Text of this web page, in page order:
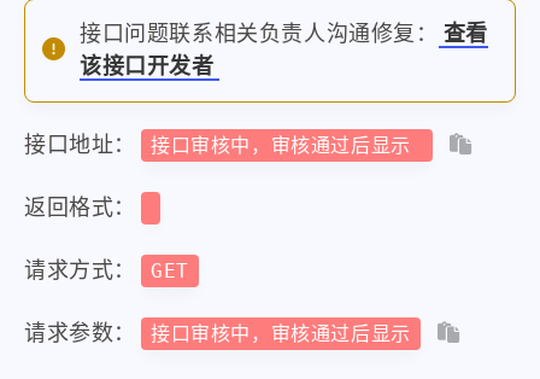
接口问题联系相关负责人沟通修复：
查看
该接口开发者
接口地址： 接口审核中，审核通过后显示
返回格式：
请求方式： GET
请求参数： 接口审核中，审核通过后显示